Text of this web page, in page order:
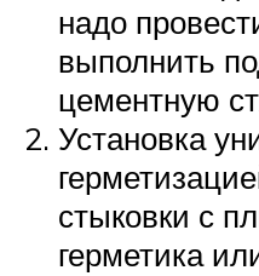
надо
выполнить
цементную
Установка
стыковки с
герметика